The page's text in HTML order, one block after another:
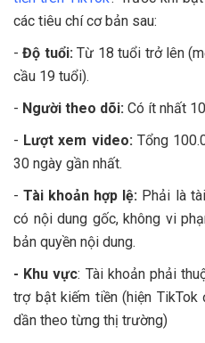
các tiêu chí cơ bản sau:
-Độ tuổi:Từ 18 tuổi trở lên
cầu 19 tuổi).
- Người theo dõi: Có ít nhất
- Lượt xem video:Tổng
30 ngày gần nhất.
- Tài khoản hợp lệ: Phải là
có nội dung gốc, không vi
bản quyền nội dung.
- Khu vực: Tài khoản phải
trợ bật kiếm tiền (hiện TikTok
dần theo từng thị trường)